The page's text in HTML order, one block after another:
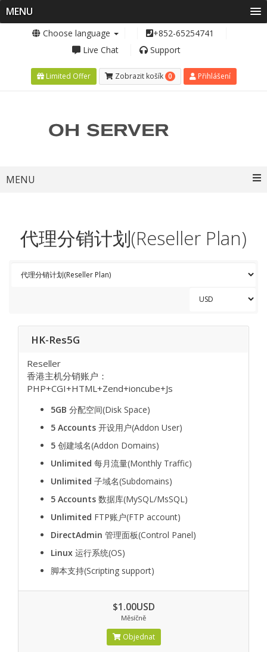
MENU
Choose language
+852-65254741
Live Chat
Support
Limited Offer Zobrazit košík 0 Přihlášení
MENU
代理分销计划(Reseller Plan)
HK-Res5G
Reseller
香港主机分销账户：
PHP+CGI+HTML+Zend+ioncube+Js
5GB 分配空间(Disk Space)
5 Accounts 开设用户(Addon User)
5 创建域名(Addon Domains)
Unlimited 每月流量(Monthly Traffic)
Unlimited 子域名(Subdomains)
5 Accounts 数据库(MySQL/MsSQL)
Unlimited FTP账户(FTP account)
DirectAdmin 管理面板(Control Panel)
Linux 运行系统(OS)
脚本支持(Scripting support)
$1.00USD
Měsíčně
Objednat